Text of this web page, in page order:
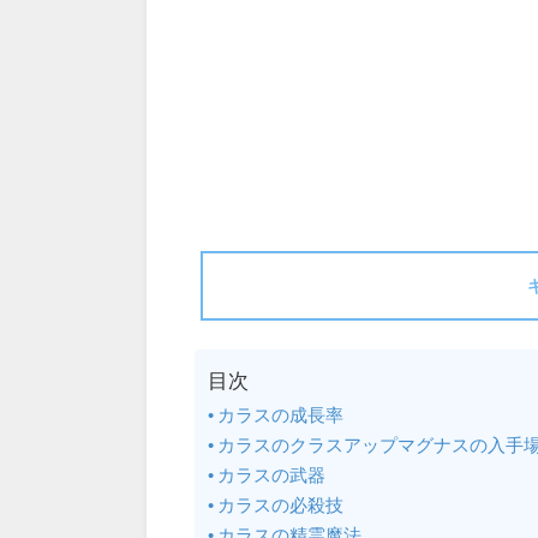
目次
カラスの成長率
カラスのクラスアップマグナスの入手
カラスの武器
カラスの必殺技